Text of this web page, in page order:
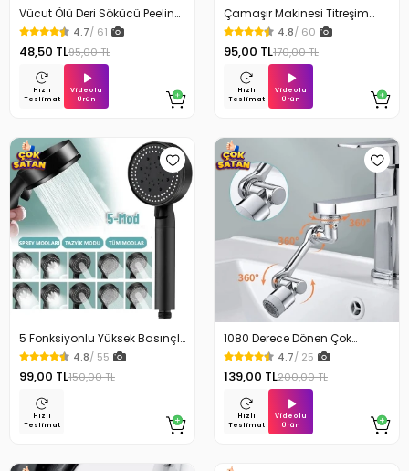
Vücut Ölü Deri Sökücü Peeling
Banyo Duş Süngeri
4.7/ 61
48,50 TL95,00 TL
Hızlı
Teslimat
Videolu
Ürün
Çamaşır Makinesi Titreşim
Engelleyici Stoper 4Lü
4.8/ 60
95,00 TL170,00 TL
Hızlı
Teslimat
Videolu
Ürün
5 Fonksiyonlu Yüksek Basınçlı
Ayarlı Duş Başlığı
4.8/ 55
99,00 TL150,00 TL
Hızlı
Teslimat
1080 Derece Dönen Çok
Fonksiyonlu Musluk Başlığı
4.7/ 25
139,00 TL200,00 TL
Hızlı
Teslimat
Videolu
Ürün